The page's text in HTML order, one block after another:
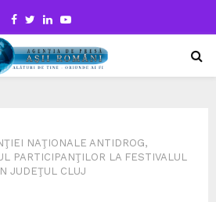
Facebook
TwitterLinkedinYoutube
NAŢIONALE ANTIDROG,
PARTICIPANŢILOR LA FESTIVALUL
JUDEŢUL CLUJ